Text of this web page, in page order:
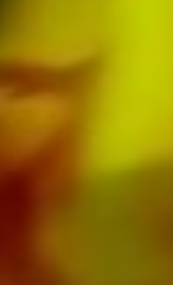
y
de la
bandas
Cory
en
de